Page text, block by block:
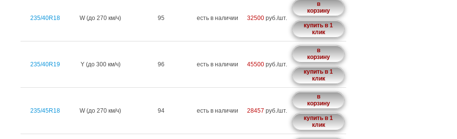
235/40R18 W (до 270 км/ч) 95 есть в наличии 32500 руб./шт.
в
корзину
купить в 1
клик
235/40R19 Y (до 300 км/ч) 96 есть в наличии 45500 руб./шт.
в
корзину
купить в 1
клик
235/45R18 W (до 270 км/ч) 94 есть в наличии 28457 руб./шт.
в
корзину
купить в 1
клик